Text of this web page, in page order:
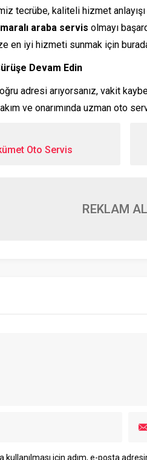
tecrübe, kaliteli hizmet
araba servis olmayı
en iyi hizmeti sunmak için
Devam Edin
adresi arıyorsanız, vakit
ve onarımında uzman oto
Oto Servis
REKLAM
kullanılması için adım, e-posta